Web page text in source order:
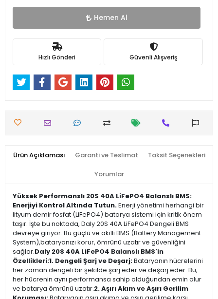
Hemen Al
Hızlı Gönderi Güvenli Alışveriş
Ürün Açıklaması Garanti ve Teslimat Taksit Seçenekleri
Yorumlar
Yüksek Performanslı 20S 40A LiFePO4 Balanslı BMS:
Enerjiyi Kontrol Altında Tutun.Enerji yönetimi herhangi bir
lityum demir fosfat (LiFePO4) batarya sistemi için kritik önem
taşır. İşte bu noktada, Daly 20S 40A LiFePO4 Dengeli BMS
devreye giriyor. Bu güçlü ve akıllı BMS (Battery Management
System),bataryanızı korur, ömrünü uzatır ve güvenliğini
sağlar.Daly 20S 40A LiFePO4 Balanslı BMS'in
Özellikleri:1. Dengeli Şarj ve Deşarj:Bataryanın hücrelerini
her zaman dengeli bir şekilde şarj eder ve deşarj eder. Bu,
her hücrenin aynı performansa sahip olduğundan emin olur
ve batarya ömrünü uzatır.2. Aşırı Akım ve Aşırı Gerilim